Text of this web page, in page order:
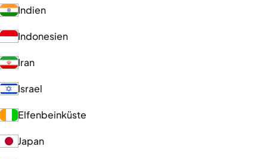
Indien
Indonesien
Iran
Israel
Elfenbeinküste
Japan